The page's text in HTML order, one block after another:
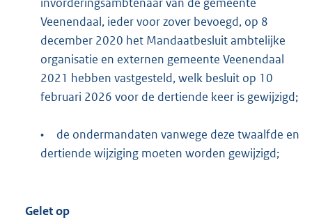
Veenendaal, ieder voor zover bevoegd, op 8
december 2020 het Mandaatbesluit ambtelijke
organisatie en externen gemeente Veenendaal
2021 hebben vastgesteld, welk besluit op 10
februari 2026 voor de dertiende keer is gewijzigd;
•
de ondermandaten vanwege deze twaalfde en
dertiende wijziging moeten worden gewijzigd;
Gelet op